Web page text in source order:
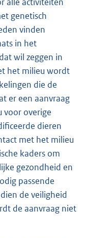
genetisch
vinden
in het
wil zeggen in
het milieu wordt
die de
er een aanvraag
voor overige
dieren
met het milieu
kaders om
gezondheid en
passende
de veiligheid
de aanvraag niet